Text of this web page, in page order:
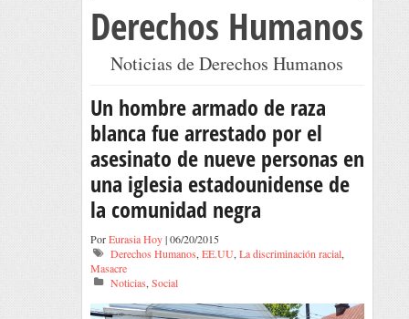
Derechos Humanos
Noticias de Derechos Humanos
Un hombre armado de raza
blanca fue arrestado por el
asesinato de nueve personas en
una iglesia estadounidense de
la comunidad negra
PorEurasia Hoy| 06/20/2015
Derechos Humanos, EE.UU, La discriminación racial,
Masacre
Noticias, Social